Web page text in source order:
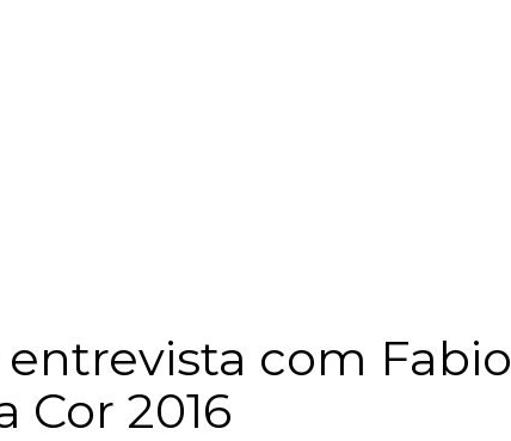
com Fabio
Cor 2016